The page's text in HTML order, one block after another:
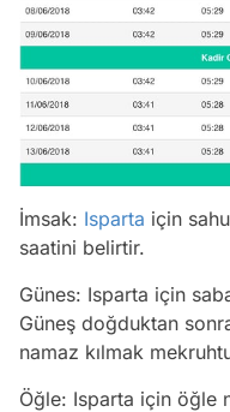
İmsak: Isparta için
saatini belirtir.
Günes: Isparta için
Güneş doğduktan
namaz kılmak
Öğle: Isparta için öğle